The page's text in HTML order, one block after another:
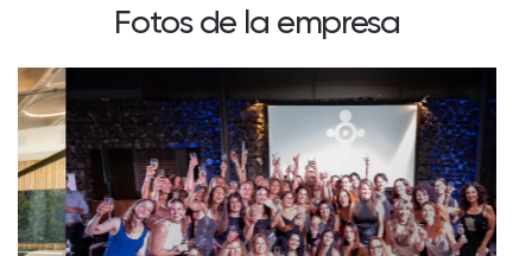
Fotos de la empresa